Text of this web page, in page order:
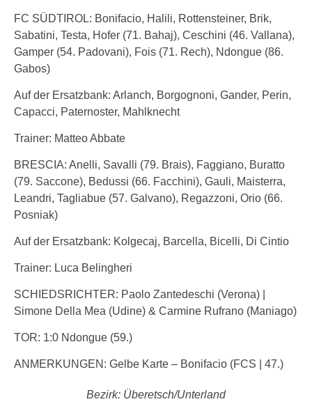
FC SÜDTIROL: Bonifacio, Halili, Rottensteiner, Brik,
Sabatini, Testa, Hofer (71. Bahaj), Ceschini (46. Vallana),
Gamper (54. Padovani), Fois (71. Rech), Ndongue (86.
Gabos)
Auf der Ersatzbank: Arlanch, Borgognoni, Gander, Perin,
Capacci, Paternoster, Mahlknecht
Trainer: Matteo Abbate
BRESCIA: Anelli, Savalli (79. Brais), Faggiano, Buratto
(79. Saccone), Bedussi (66. Facchini), Gauli, Maisterra,
Leandri, Tagliabue (57. Galvano), Regazzoni, Orio (66.
Posniak)
Auf der Ersatzbank: Kolgecaj, Barcella, Bicelli, Di Cintio
Trainer: Luca Belingheri
SCHIEDSRICHTER: Paolo Zantedeschi (Verona) |
Simone Della Mea (Udine) & Carmine Rufrano (Maniago)
TOR: 1:0 Ndongue (59.)
ANMERKUNGEN: Gelbe Karte – Bonifacio (FCS | 47.)
Bezirk: Überetsch/Unterland